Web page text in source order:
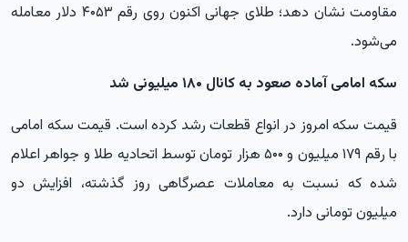
مقاومت نشان دهد؛ طلای جهانی اکنون روی رقم ۴۰۵۳ دلار معامله
می‌شود.
سکه امامی آماده صعود به کانال ۱۸۰ میلیونی شد
قیمت سکه امروز در انواع قطعات رشد کرده است. قیمت سکه امامی
با رقم ۱۷۹ میلیون و ۵۰۰ هزار تومان توسط اتحادیه طلا و جواهر اعلام
شده که نسبت به معاملات عصرگاهی روز گذشته، افزایش دو
میلیون تومانی دارد.